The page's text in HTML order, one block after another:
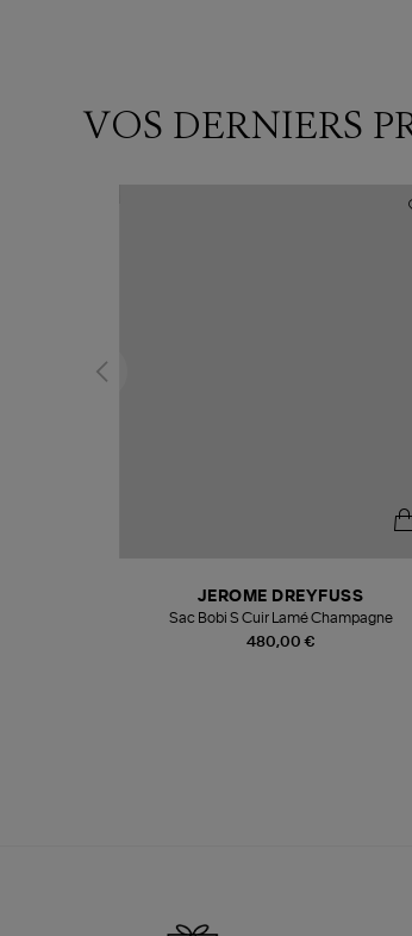
VOS DERNIERS
480,00 €
JEROME DREYFUSS
Sac Bobi S Cuir Lamé Champagne